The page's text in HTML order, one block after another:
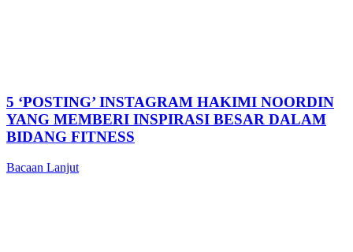
5 ‘POSTING’ INSTAGRAM HAKIMI NOORDIN
YANG MEMBERI INSPIRASI BESAR DALAM
BIDANG FITNESS
Bacaan Lanjut